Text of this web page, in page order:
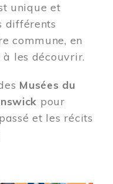
unique et
différents
commune, en
les découvrir.
Musées du
pour
et les récits